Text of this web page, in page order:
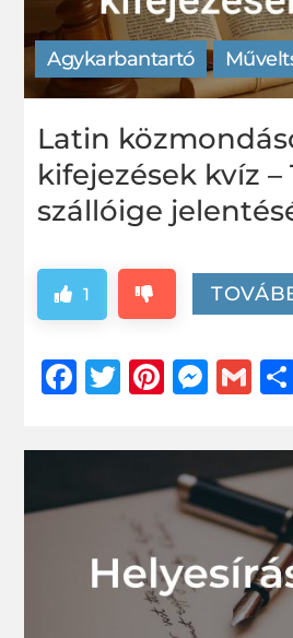
Agykarbantartó
Latin
kifejezések kvíz –
szállóige
1
Facebook
Twitter